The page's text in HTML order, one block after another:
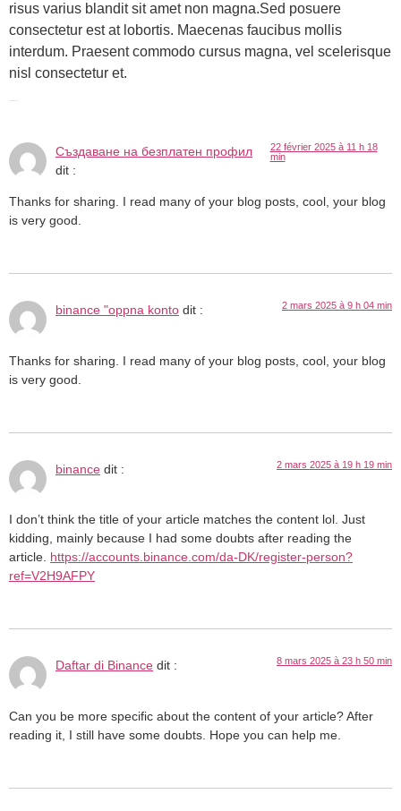
risus varius blandit sit amet non magna.Sed posuere
consectetur est at lobortis. Maecenas faucibus mollis
interdum. Praesent commodo cursus magna, vel scelerisque
nisl consectetur et.
Създаване на безплатен профил
dit :
22 février 2025 à 11 h 18
min
Thanks for sharing. I read many of your blog posts, cool, your blog
is very good.
binance "oppna konto dit : 2 mars 2025 à 9 h 04 min
Thanks for sharing. I read many of your blog posts, cool, your blog
is very good.
binance dit : 2 mars 2025 à 19 h 19 min
I don’t think the title of your article matches the content lol. Just
kidding, mainly because I had some doubts after reading the
article. https://accounts.binance.com/da-DK/register-person?
ref=V2H9AFPY
Daftar di Binance dit : 8 mars 2025 à 23 h 50 min
Can you be more specific about the content of your article? After
reading it, I still have some doubts. Hope you can help me.